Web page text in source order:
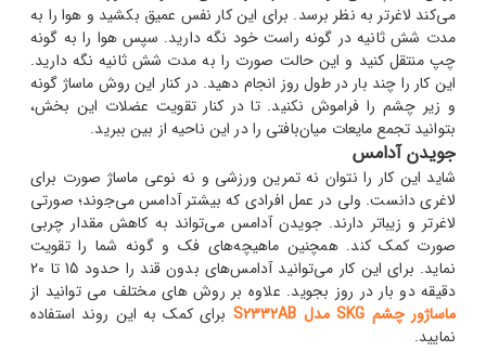
می‌کند لاغرتر به نظر برسد. برای این کار نفس عمیق بکشید و هوا را به
مدت شش ثانیه در گونه راست خود نگه دارید. سپس هوا را به گونه
چپ منتقل کنید و این حالت صورت را به مدت شش ثانیه نگه دارید.
این کار را چند بار در طول روز انجام دهید. در کنار این روش ماساژ گونه
و زیر چشم را فراموش نکنید. تا در کنار تقویت عضلات این بخش،
بتوانید تجمع مایعات میان‌بافتی را در این ناحیه از بین ببرید.
جویدن آدامس
شاید این کار را نتوان نه تمرین ورزشی و نه نوعی ماساژ صورت برای
لاغری دانست. ولی در عمل افرادی که بیشتر آدامس می‌جوند؛ صورتی
لاغرتر و زیباتر دارند. جویدن آدامس می‌تواند به کاهش مقدار چربی
صورت کمک کند. همچنین ماهیچه‌های فک و گونه شما را تقویت
نماید. برای این کار می‌توانید آدامس‌های بدون قند را حدود 15 تا 20
دقیقه دو بار در روز بجوید. علاوه بر روش های مختلف می توانید از
ماساژور چشم SKG مدل S2332AB
برای کمک به این روند استفاده
نمایید.